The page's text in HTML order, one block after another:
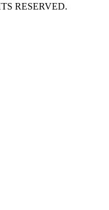
RESERVED.